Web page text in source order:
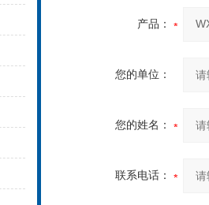
产品：
您的单位：
您的姓名：
联系电话：